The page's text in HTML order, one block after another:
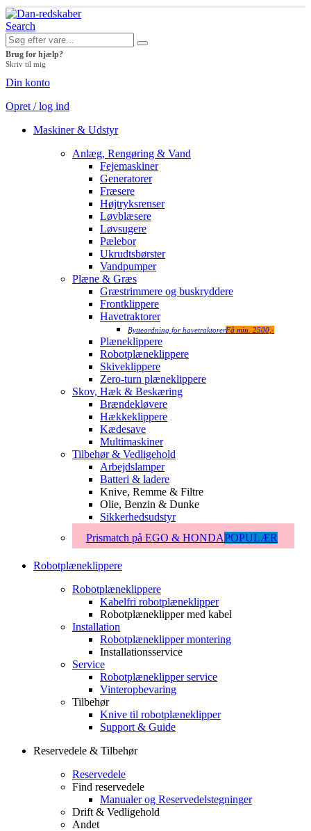
Search
Brug for hjælp?
Skriv til mig
Din konto
Opret / log ind
Maskiner & Udstyr
Anlæg, Rengøring & Vand
Fejemaskiner
Generatorer
Fræsere
Højtryksrenser
Løvblæsere
Løvsugere
Pælebor
Ukrudtsbørster
Vandpumper
Plæne & Græs
Græstrimmere og buskryddere
Frontklippere
Havetraktorer
Bytteordning for havetraktorerFå min. 2500,-
Plæneklippere
Robotplæneklippere
Skiveklippere
Zero-turn plæneklippere
Skov, Hæk & Beskæring
Brændekløvere
Hækkeklippere
Kædesave
Multimaskiner
Tilbehør & Vedligehold
Arbejdslamper
Batteri & ladere
Knive, Remme & Filtre
Olie, Benzin & Dunke
Sikkerhedsudstyr
Prismatch på EGO & HONDAPOPULÆR
Robotplæneklippere
Robotplæneklippere
Kabelfri robotplæneklipper
Robotplæneklipper med kabel
Installation
Robotplæneklipper montering
Installationsservice
Service
Robotplæneklipper service
Vinteropbevaring
Tilbehør
Knive til robotplæneklipper
Support & Guide
Reservedele & Tilbehør
Reservedele
Find reservedele
Manualer og Reservedelstegninger
Drift & Vedligehold
Andet